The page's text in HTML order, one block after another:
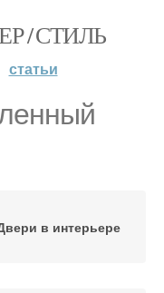
/ СТИЛЬ
статьи
в интерьере